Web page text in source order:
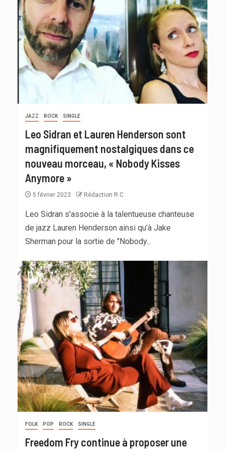
JAZZ ROCK SINGLE
Leo Sidran et Lauren Henderson sont
magnifiquement nostalgiques dans ce
nouveau morceau, « Nobody Kisses
Anymore »
5 février 2023 Rédaction R C
Leo Sidran s'associe à la talentueuse chanteuse
de jazz Lauren Henderson ainsi qu’à Jake
Sherman pour la sortie de "Nobody...
FOLK POP ROCK SINGLE
Freedom Fry continue à proposer une